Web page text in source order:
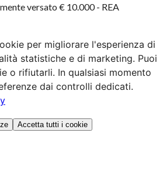
versato € 10.000 - REA
per migliorare l'esperienza di
statistiche e di marketing. Puoi
o rifiutarli. In qualsiasi momento
dai controlli dedicati.
Accetta tutti i cookie